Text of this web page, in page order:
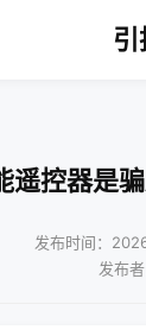
引
遥控器是
发布时间：
发布